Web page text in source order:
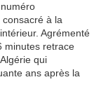
à la
Agrémenté
minutes retrace
qui
ans après la